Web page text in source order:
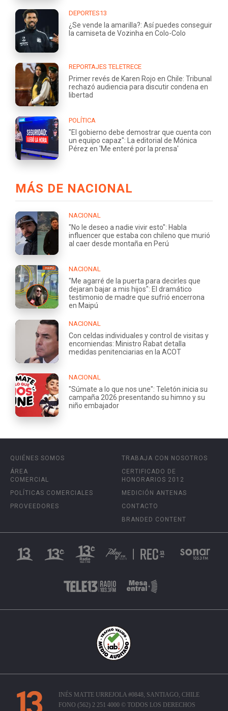
DEPORTES13
¿Se vende la amarilla?: Así puedes conseguir
la camiseta de Vozinha en Colo-Colo
REPORTAJES TELETRECE
Primer revés de Karen Rojo en Chile: Tribunal
rechazó audiencia para discutir condena en
libertad
POLÍTICA
"El gobierno debe demostrar que cuenta con
un equipo capaz": La editorial de Mónica
Pérez en 'Me enteré por la prensa'
MÁS DE NACIONAL
NACIONAL
"No le deseo a nadie vivir esto": Habla
influencer que estaba con chileno que murió
al caer desde montaña en Perú
NACIONAL
"Me agarré de la puerta para decirles que
dejaran bajar a mis hijos": El dramático
testimonio de madre que sufrió encerrona
en Maipú
NACIONAL
Con celdas individuales y control de visitas y
encomiendas: Ministro Rabat detalla
medidas penitenciarias en la ACOT
NACIONAL
"Súmate a lo que nos une": Teletón inicia su
campaña 2026 presentando su himno y su
niño embajador
QUIÉNES SOMOS
ÁREA
COMERCIAL
POLÍTICAS COMERCIALES
PROVEEDORES
TRABAJA CON NOSOTROS
CERTIFICADO DE
HONORARIOS 2012
MEDICIÓN ANTENAS
CONTACTO
BRANDED CONTENT
INÉS MATTE URREJOLA #0848, SANTIAGO, CHILE
FONO (562) 2 251 4000 © TODOS LOS DERECHOS